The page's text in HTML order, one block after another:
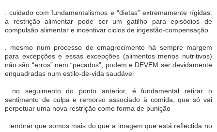
. cuidado com fundamentalismos e “dietas” extremamente rígidas:
a restrição alimentar pode ser um gatilho para episódios de
compulsão alimentar e incentivar ciclos de ingestão-compensação
. mesmo num processo de emagrecimento há sempre margem
para excepções e essas excepções (alimentos menos nutritivos)
não são “erros” nem “pecados”, podem e DEVEM ser devidamente
enquadradas num estilo-de-vida saudável
. no seguimento do ponto anterior, é fundamental retirar o
sentimento de culpa e remorso associado à comida, que só vai
perpetuar uma nova restrição como forma de punição
. lembrar que somos mais do que a imagem que está reflectida no